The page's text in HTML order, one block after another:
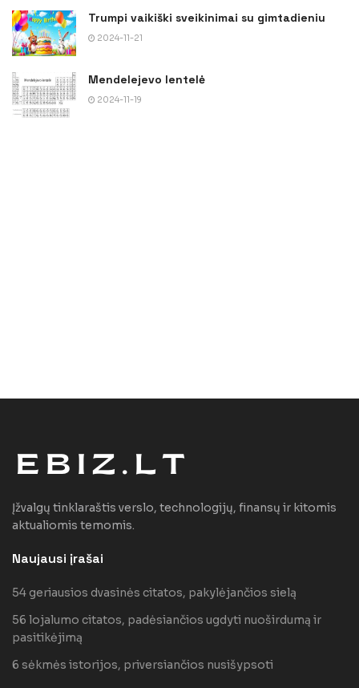
Trumpi vaikiški sveikinimai su gimtadieniu
2024-11-21
Mendelejevo lentelė
2024-11-19
Įžvalgų tinklaraštis verslo, technologijų, finansų ir kitomis
aktualiomis temomis.
Naujausi įrašai
54 geriausios dvasinės citatos, pakylėjančios sielą
56 lojalumo citatos, padėsiančios ugdyti nuoširdumą ir
pasitikėjimą
6 sėkmės istorijos, priversiančios nusišypsoti